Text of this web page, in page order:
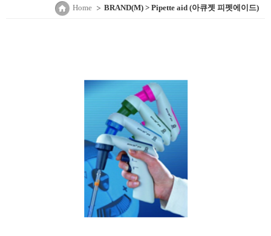
Home BRAND(M) > Pipette aid (아큐젯 피펫에이드)